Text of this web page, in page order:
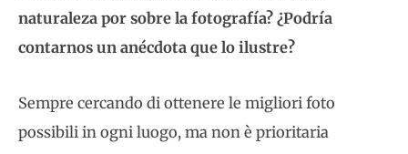
naturaleza por sobre la fotografía? ¿Podría
contarnos un anécdota que lo ilustre?
Sempre cercando di ottenere le migliori foto
possibili in ogni luogo, ma non è prioritaria